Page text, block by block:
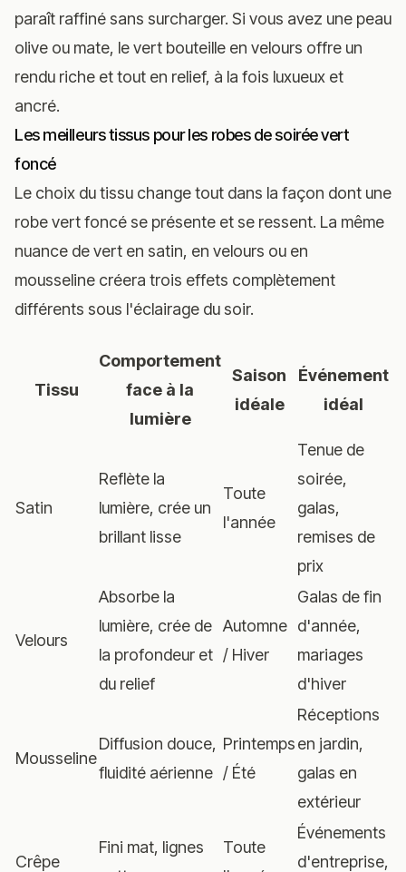
paraît raffiné sans surcharger. Si vous avez une peau
olive ou mate, le vert bouteille en velours offre un
rendu riche et tout en relief, à la fois luxueux et
ancré.
Les meilleurs tissus pour les robes de soirée vert
foncé
Le choix du tissu change tout dans la façon dont une
robe vert foncé se présente et se ressent. La même
nuance de vert en satin, en velours ou en
mousseline créera trois effets complètement
différents sous l'éclairage du soir.
Tissu
Comportement
face à la
lumière
Saison
idéale
Événement
idéal
Satin
Reflète la
lumière, crée un
brillant lisse
Toute
l'année
Tenue de
soirée,
galas,
remises de
prix
Velours
Absorbe la
lumière, crée de
la profondeur et
du relief
Automne
/ Hiver
Galas de fin
d'année,
mariages
d'hiver
Mousseline
Diffusion douce,
fluidité aérienne
Printemps
/ Été
Réceptions
en jardin,
galas en
extérieur
Crêpe
Fini mat, lignes
Toute
Événements
d'entreprise,